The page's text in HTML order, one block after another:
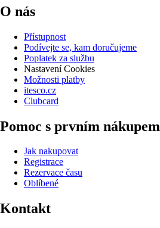
O nás
Přístupnost
Podívejte se, kam doručujeme
Poplatek za službu
Nastavení Cookies
Možnosti platby
itesco.cz
Clubcard
Pomoc s prvním nákupem
Jak nakupovat
Registrace
Rezervace času
Oblíbené
Kontakt